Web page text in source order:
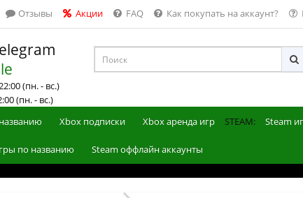
Отзывы Акции FAQ Как покупать на аккаунт?
(пн. - вс.)
(пн. - вс.)
Xbox подписки Xbox аренда игр STEAM: Steam
по названию Steam оффлайн аккаунты